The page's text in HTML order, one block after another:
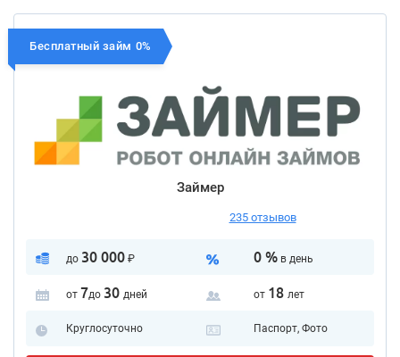
Бесплатный займ 0%
Займер
235 отзывов
до 30 000₽ 0 %в день
от 7до 30 дней от 18 лет
Круглосуточно Паспорт, Фото